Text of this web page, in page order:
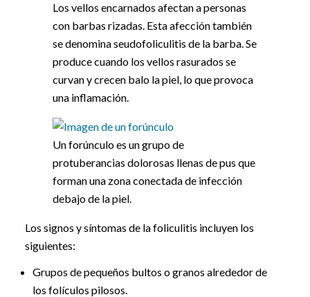
Los vellos encarnados afectan a personas
con barbas rizadas. Esta afección también
se denomina seudofoliculitis de la barba. Se
produce cuando los vellos rasurados se
curvan y crecen balo la piel, lo que provoca
una inflamación.
Un forúnculo es un grupo de
protuberancias dolorosas llenas de pus que
forman una zona conectada de infección
debajo de la piel.
Los signos y síntomas de la foliculitis incluyen los
siguientes:
Grupos de pequeños bultos o granos alrededor de
los folículos pilosos.